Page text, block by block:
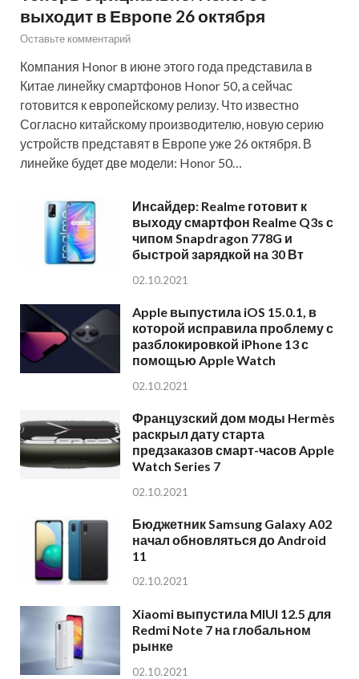
выходит в Европе 26 октября
Оставьте комментарий
Компания Honor в июне этого года представила в
Китае линейку смартфонов Honor 50, а сейчас
готовится к европейскому релизу. Что известно
Согласно китайскому производителю, новую серию
устройств представят в Европе уже 26 октября. В
линейке будет две модели: Honor 50…
Инсайдер: Realme готовит к
выходу смартфон Realme Q3s с
чипом Snapdragon 778G и
быстрой зарядкой на 30 Вт
02.10.2021
Apple выпустила iOS 15.0.1, в
которой исправила проблему с
разблокировкой iPhone 13 с
помощью Apple Watch
02.10.2021
Французский дом моды Hermès
раскрыл дату старта
предзаказов смарт-часов Apple
Watch Series 7
02.10.2021
Бюджетник Samsung Galaxy A02
начал обновляться до Android
11
02.10.2021
Xiaomi выпустила MIUI 12.5 для
Redmi Note 7 на глобальном
рынке
02.10.2021